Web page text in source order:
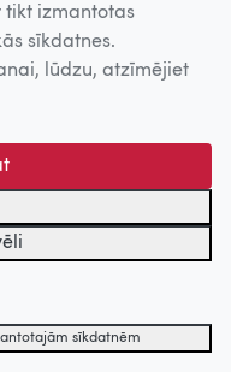
tikt izmantotas
sīkdatnes.
lūdzu, atzīmējiet
sīkdatnēm